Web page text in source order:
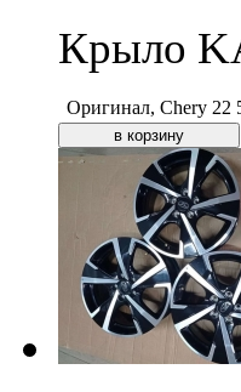
Крыло
Оригинал, Chery 22